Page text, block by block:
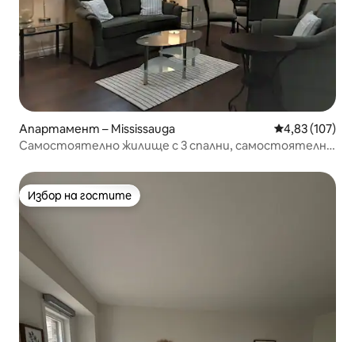
Апартамент – Mississauga Средна
4,83 (107)
Самостоятелно жилище с 3 спални, самостоятелна
Избор на гостите
Избор на гостите